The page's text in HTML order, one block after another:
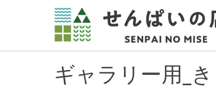
ギャラリー用_